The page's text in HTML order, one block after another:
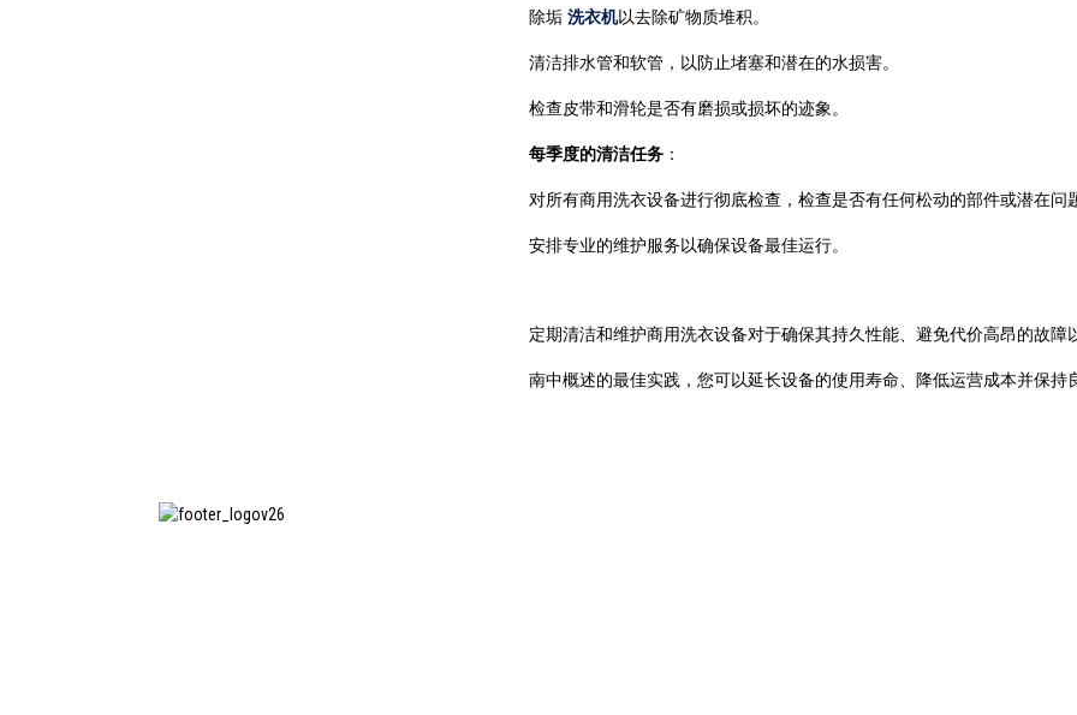
除垢 洗衣机以去除矿物质堆积。
清洁排水管和软管，以防止堵塞和潜在的水损害。
检查皮带和滑轮是否有磨损或损坏的迹象。
每季度的清洁任务 ：
对所有商用洗衣设备进行彻底检查，检查是否有任何松动的部件或潜在问
安排专业的维护服务以确保设备最佳运行。
定期清洁和维护商用洗衣设备对于确保其持久性能、避免代价高昂的故
南中概述的最佳实践，您可以延长设备的使用寿命、降低运营成本并保持